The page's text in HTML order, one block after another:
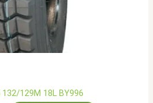
129M 18L BY996